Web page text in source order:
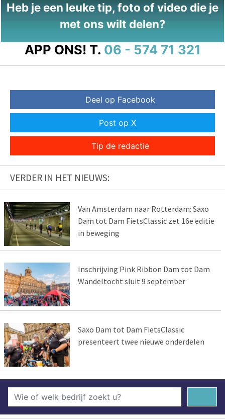
Heb je een leuke tip, foto of video die je
met ons wilt delen?
APP ONS! T. 06 - 574 71 321
Deel op Facebook
Post op X
Tip de redactie
VERDER IN HET NIEUWS:
Van Amsterdam naar Rotterdam: Saxo
Dam tot Dam FietsClassic zet 16e editie
in beweging
Inschrijving Pink Ribbon Dam tot Dam
Wandeltocht sluit 9 september
Saxo Dam tot Dam FietsClassic
presenteert twee nieuwe onderdelen